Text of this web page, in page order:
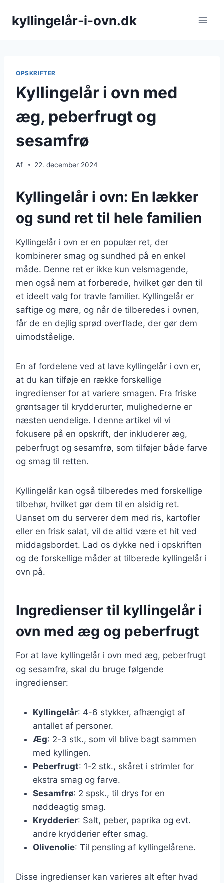
kyllingelår-i-ovn.dk
OPSKRIFTER
Kyllingelår i ovn med
æg, peberfrugt og
sesamfrø
Af 22. december 2024
Kyllingelår i ovn: En lækker
og sund ret til hele familien
Kyllingelår i ovn er en populær ret, der
kombinerer smag og sundhed på en enkel
måde. Denne ret er ikke kun velsmagende,
men også nem at forberede, hvilket gør den til
et ideelt valg for travle familier. Kyllingelår er
saftige og møre, og når de tilberedes i ovnen,
får de en dejlig sprød overflade, der gør dem
uimodståelige.
En af fordelene ved at lave kyllingelår i ovn er,
at du kan tilføje en række forskellige
ingredienser for at variere smagen. Fra friske
grøntsager til krydderurter, mulighederne er
næsten uendelige. I denne artikel vil vi
fokusere på en opskrift, der inkluderer æg,
peberfrugt og sesamfrø, som tilføjer både farve
og smag til retten.
Kyllingelår kan også tilberedes med forskellige
tilbehør, hvilket gør dem til en alsidig ret.
Uanset om du serverer dem med ris, kartofler
eller en frisk salat, vil de altid være et hit ved
middagsbordet. Lad os dykke ned i opskriften
og de forskellige måder at tilberede kyllingelår i
ovn på.
Ingredienser til kyllingelår i
ovn med æg og peberfrugt
For at lave kyllingelår i ovn med æg, peberfrugt
og sesamfrø, skal du bruge følgende
ingredienser:
Kyllingelår: 4-6 stykker, afhængigt af
antallet af personer.
Æg: 2-3 stk., som vil blive bagt sammen
med kyllingen.
Peberfrugt: 1-2 stk., skåret i strimler for
ekstra smag og farve.
Sesamfrø: 2 spsk., til drys for en
nøddeagtig smag.
Krydderier: Salt, peber, paprika og evt.
andre krydderier efter smag.
Olivenolie: Til pensling af kyllingelårene.
Disse ingredienser kan varieres alt efter hvad